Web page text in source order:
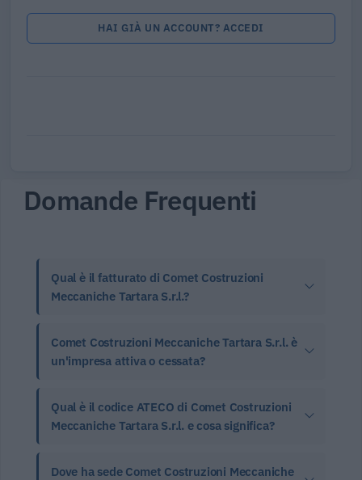
HAI GIÀ UN ACCOUNT? ACCEDI
Domande Frequenti
Qual è il fatturato di Comet Costruzioni
Meccaniche Tartara S.r.l.?
Comet Costruzioni Meccaniche Tartara S.r.l. è
un'impresa attiva o cessata?
Qual è il codice ATECO di Comet Costruzioni
Meccaniche Tartara S.r.l. e cosa significa?
Dove ha sede Comet Costruzioni Meccaniche